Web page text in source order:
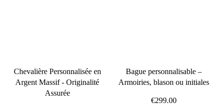
Chevalière Personnalisée en
Argent Massif - Originalité
Assurée
Bague personnalisable –
Armoiries, blason ou initiales
€299.00